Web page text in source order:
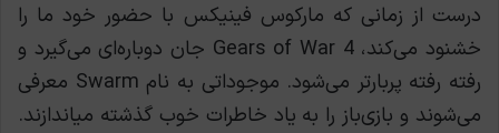
درست از زمانی که مارکوس فینیکس با حضور خود ما را
خشنود می‌کند، Gears of War 4 جان دوباره‌ای می‌گیرد و
رفته رفته پربار‌تر می‌شود. موجوداتی به نام Swarm معرفی
می‌شوند و بازی‌باز را به یاد خاطرات خوب گذشته میاندازند.